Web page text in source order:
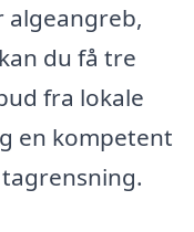
algeangreb,
du få tre
fra lokale
en kompetent